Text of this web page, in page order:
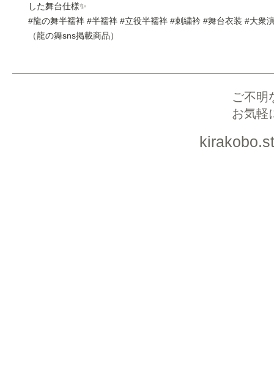
した舞台仕様✨
#龍の舞半襦袢 #半襦袢 #立役半襦袢 #刺繍衿 #舞台衣装 #大衆
（龍の舞sns掲載商品）
ご不明
お気軽